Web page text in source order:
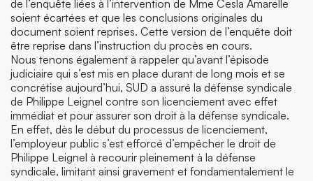
de l’enquête liées à l’intervention de Mme Cesla Amarelle
soient écartées et que les conclusions originales du
document soient reprises. Cette version de l’enquête doit
être reprise dans l’instruction du procès en cours.
Nous tenons également à rappeler qu’avant l’épisode
judiciaire qui s’est mis en place durant de long mois et se
concrétise aujourd’hui, SUD a assuré la défense syndicale
de Philippe Leignel contre son licenciement avec effet
immédiat et pour assurer son droit à la défense syndicale.
En effet, dès le début du processus de licenciement,
l’employeur public s’est efforcé d’empêcher le droit de
Philippe Leignel à recourir pleinement à la défense
syndicale, limitant ainsi gravement et fondamentalement le